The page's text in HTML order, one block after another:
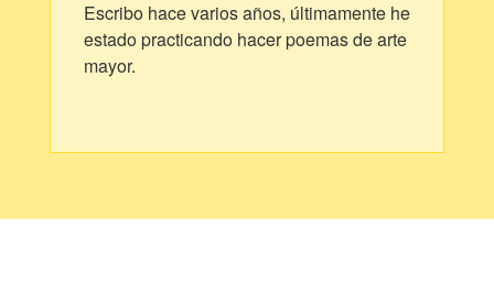
Escribo hace varios años, últimamente he
estado practicando hacer poemas de arte
mayor.